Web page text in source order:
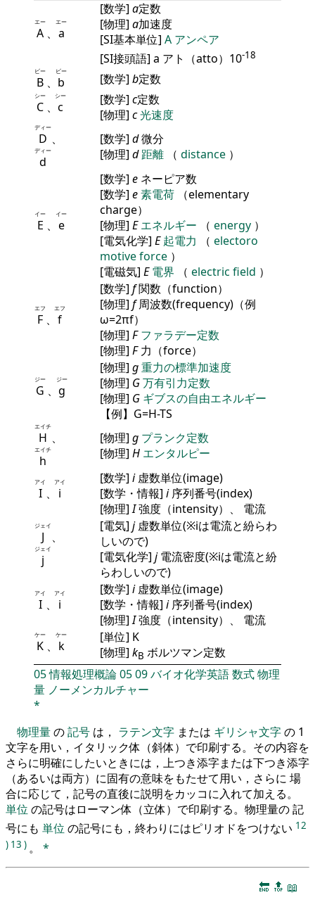
A
エー
、 a
エー
[数学] a定数
[物理] a加速度
[SI基本単位] A アンペア
[SI接頭語] a アト（atto）10-18
B
ビー
、 b
ビー
[数学] b定数
C
シー
、 c
シー [数学] c定数
[物理] c光速度
D
ディー
、
d
ディー
[数学] d微分
[物理] d 距離 （ distance ）
E
イー
、 e
イー
[数学] e ネーピア数
[数学] e素電荷
（elementary
charge）
[物理] E エネルギー （ energy ）
[電気化学] E 起電力 （ electoro
motive force ）
[電磁気] E 電界 （ electric field ）
F
エフ
、 f
エフ
[数学] f関数（function）
[物理] f周波数(frequency)（例
ω=2πf）
[物理] F ファラデー定数
[物理] F力（force）
G
ジー
、 g
ジー
[物理] g重力の標準加速度
[物理] G万有引力定数
[物理] G ギブスの自由エネルギー
【例】G=H-TS
H
エイチ
、
h
エイチ
[物理] g プランク定数
[物理] H エンタルピー
I
アイ
、 i
アイ [数学] i虚数単位(image)
[数学・情報] i序列番号(index)
[物理]I強度（intensity）、 電流
J
ジェイ
、
j
ジェイ
[電気] j虚数単位(※iは電流と紛らわ
しいので)
[電気化学] j電流密度(※iは電流と紛
らわしいので)
I
アイ
、 i
アイ [数学] i虚数単位(image)
[数学・情報] i序列番号(index)
[物理]I強度（intensity）、 電流
K
ケー
、 k
ケー
[単位] K
[物理] kB ボルツマン定数
05情報処理概論0509バイオ化学英語数式物理
量 ノーメンカルチャー
*
物理量の記号 は， ラテン文字 または ギリシャ文字の 1
文字を用い，イタリック体（斜体）で印刷する。その内容を
さらに明確にしたいときには，上つき添字または下つき添字
（あるいは両方）に固有の意味をもたせて用い，さらに 場
合に応じて，記号の直後に説明をカッコに入れて加える。
単位 の記号はローマン体（立体）で印刷する。物理量の 記
号にも 単位の記号にも，終わりにはピリオドをつけない 12
) 13 ) 。 *
🔚 🔝 📖